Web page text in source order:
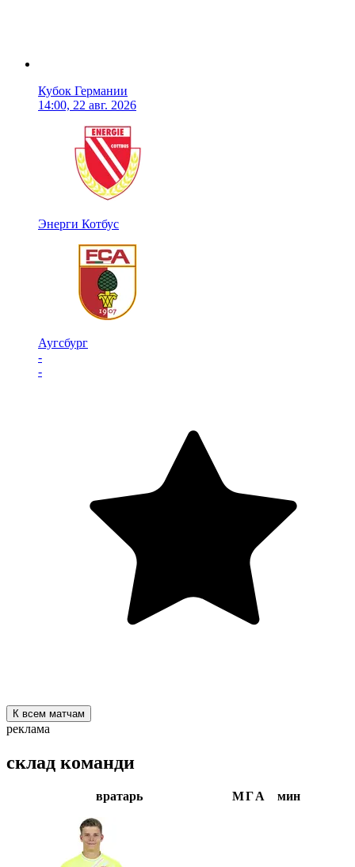
Кубок Германии
14:00, 22 авг. 2026
Энерги Котбус
Аугсбург
-
-
К всем матчам
реклама
склад команди
вратарь МГА мин